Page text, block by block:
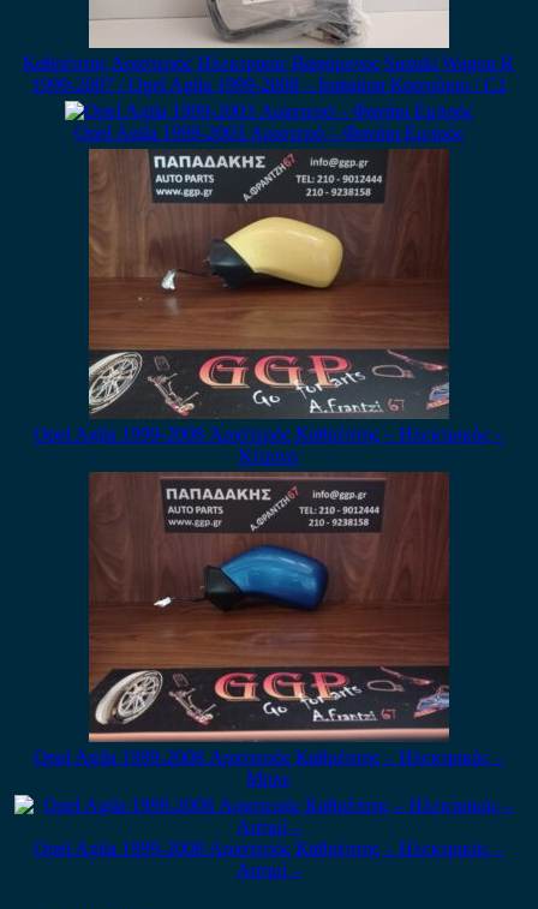
Καθρέπτης Αριστερός Ηλεκτρικός Βαφόμενος Suzuki Wagon R
1999-2007 / Opel Agila 1999-2008 – Imitation Καινούριο / C1
Opel Agila 1999-2003 Αριστερό – Φανάρι Εμπρός
Opel Agila 1999-2008 Αριστερός Καθρέπτης – Ηλεκτρικός –
Κίτρινο
Opel Agila 1999-2008 Αριστερός Καθρέπτης – Ηλεκτρικός –
Μπλε
Opel Agila 1999-2008 Αριστερός Καθρέπτης – Ηλεκτρικός –
Ασημί –